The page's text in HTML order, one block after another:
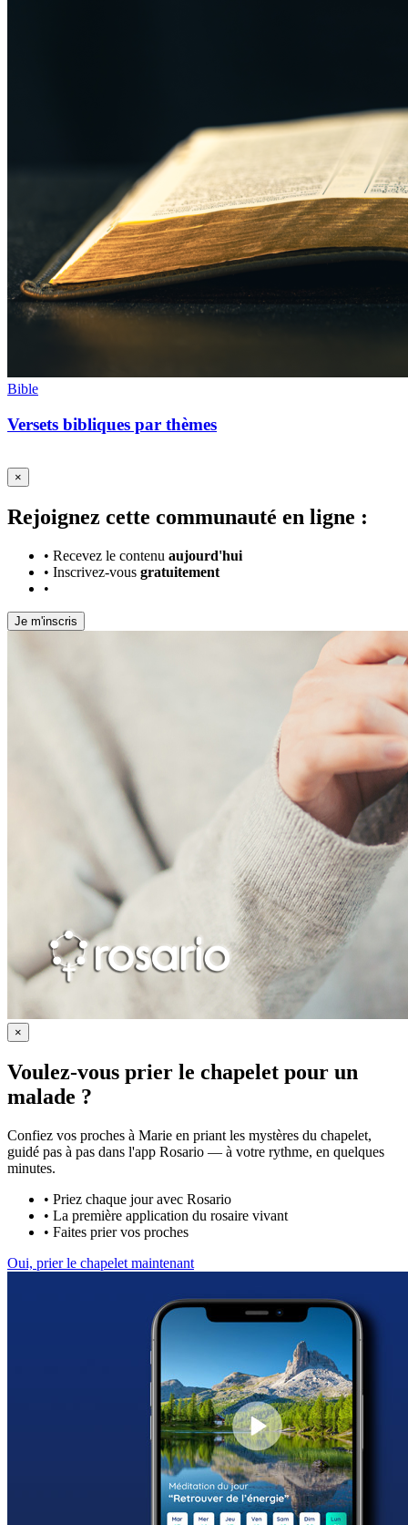
Bible
Versets bibliques par thèmes
×
Rejoignez cette communauté en ligne :
• Recevez le contenu aujourd'hui
• Inscrivez-vous gratuitement
•
Je m'inscris
×
Voulez-vous prier le chapelet pour un
malade ?
Confiez vos proches à Marie en priant les mystères du chapelet,
guidé pas à pas dans l'app Rosario — à votre rythme, en quelques
minutes.
• Priez chaque jour avec Rosario
• La première application du rosaire vivant
• Faites prier vos proches
Oui, prier le chapelet maintenant